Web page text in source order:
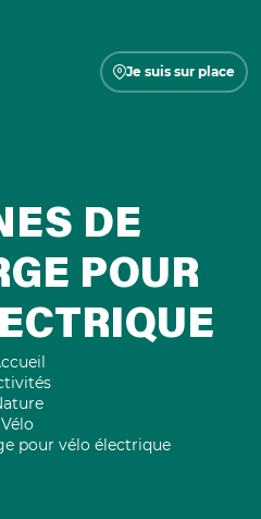
Je suis sur place
DE
POUR
Vélo
pour vélo électrique